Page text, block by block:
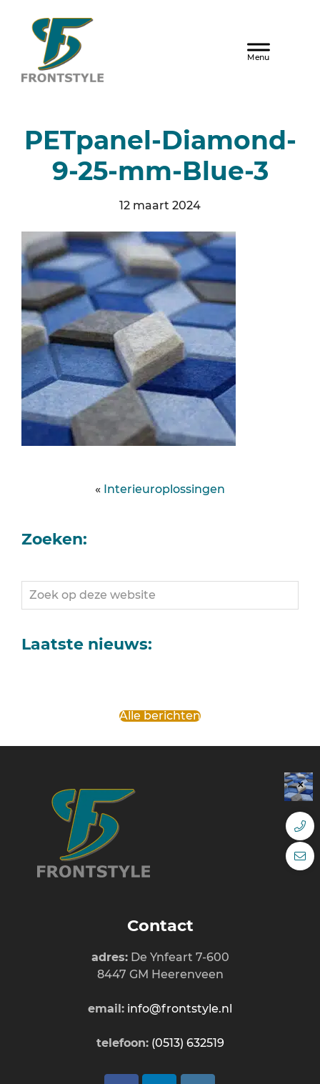
naar
de
hoofd
inhoud
Frontstyle
Header
Rechts
PETpanel-Diamond-
9-25-mm-Blue-3
12 maart 2024
« Interieuroplossingen
Zoeken:
Zoek
op
website
Laatste nieuws:
Alle berichten
Contact
adres:De Ynfeart 7-600
8447 GM Heerenveen
email: info@frontstyle.nl
telefoon: (0513) 632519